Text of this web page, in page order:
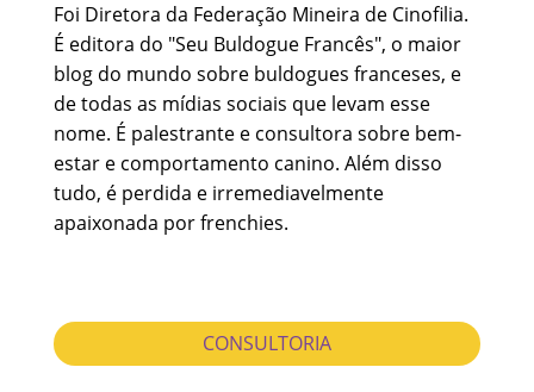
Foi Diretora da Federação Mineira de Cinofilia.
É editora do "Seu Buldogue Francês", o maior
blog do mundo sobre buldogues franceses, e
de todas as mídias sociais que levam esse
nome. É palestrante e consultora sobre bem-
estar e comportamento canino. Além disso
tudo, é perdida e irremediavelmente
apaixonada por frenchies.
CONSULTORIA